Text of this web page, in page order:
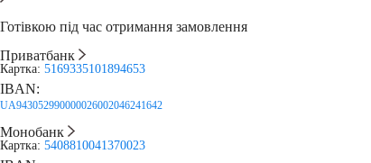
Готівкою під час отримання замовлення
Приватбанк
Картка: 5169335101894653
IBAN:
UA943052990000026002046241642
Монобанк
Картка: 5408810041370023